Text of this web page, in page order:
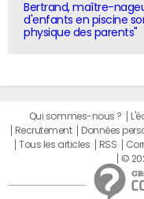
Bertrand, maître-
d'enfants en piscine
physique des parents"
Qui sommes-nous ?
Recrutement
Données
Tous les articles
RSS
©